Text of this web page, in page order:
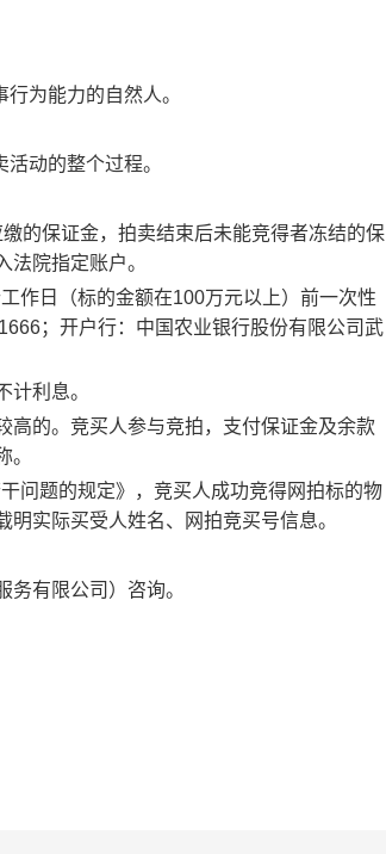
为能力的自然人。
动的整个过程。
的保证金，拍卖结束后未能竞得者冻结的保
院指定账户。
作日（标的金额在100万元以上）前一次性
；开户行：中国农业银行股份有限公司武
利息。
高的。竞买人参与竞拍，支付保证金及余款
问题的规定》，竞买人成功竞得网拍标的物
实际买受人姓名、网拍竞买号信息。
有限公司）咨询。